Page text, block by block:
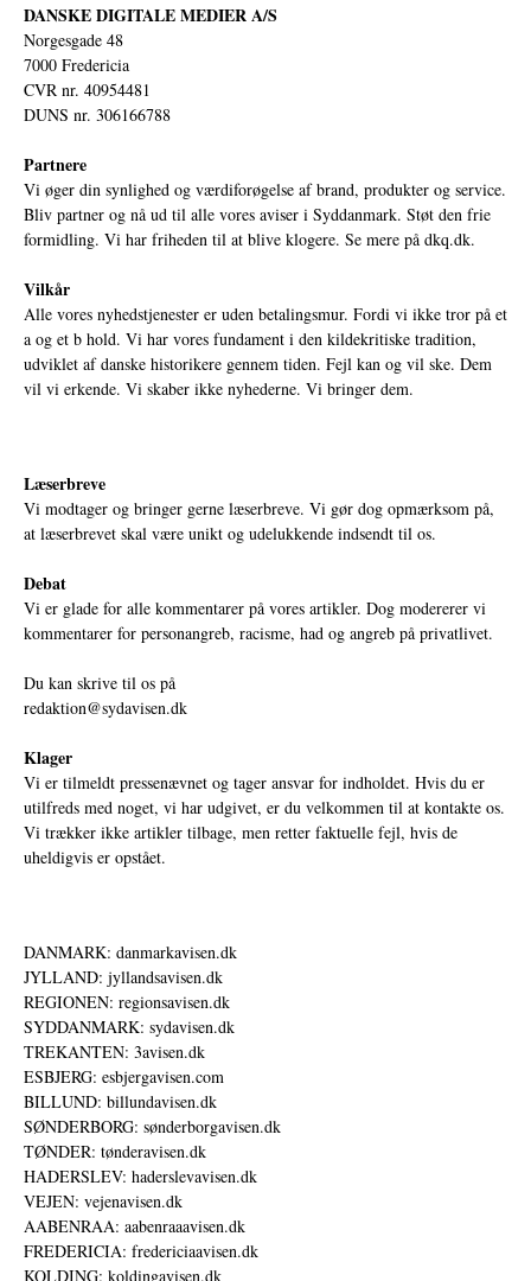
DANSKE DIGITALE MEDIER A/S
Norgesgade 48
7000 Fredericia
CVR nr. 40954481
DUNS nr. 306166788
Partnere
Vi øger din synlighed og værdiforøgelse af brand, produkter og service.
Bliv partner og nå ud til alle vores aviser i Syddanmark. Støt den frie
formidling. Vi har friheden til at blive klogere. Se mere på dkq.dk.
Vilkår
Alle vores nyhedstjenester er uden betalingsmur. Fordi vi ikke tror på et
a og et b hold. Vi har vores fundament i den kildekritiske tradition,
udviklet af danske historikere gennem tiden. Fejl kan og vil ske. Dem
vil vi erkende. Vi skaber ikke nyhederne. Vi bringer dem.
Læserbreve
Vi modtager og bringer gerne læserbreve. Vi gør dog opmærksom på,
at læserbrevet skal være unikt og udelukkende indsendt til os.
Debat
Vi er glade for alle kommentarer på vores artikler. Dog modererer vi
kommentarer for personangreb, racisme, had og angreb på privatlivet.
Du kan skrive til os på
redaktion@sydavisen.dk
Klager
Vi er tilmeldt pressenævnet og tager ansvar for indholdet. Hvis du er
utilfreds med noget, vi har udgivet, er du velkommen til at kontakte os.
Vi trækker ikke artikler tilbage, men retter faktuelle fejl, hvis de
uheldigvis er opstået.
DANMARK: danmarkavisen.dk
JYLLAND: jyllandsavisen.dk
REGIONEN: regionsavisen.dk
SYDDANMARK: sydavisen.dk
TREKANTEN: 3avisen.dk
ESBJERG: esbjergavisen.com
BILLUND: billundavisen.dk
SØNDERBORG: sønderborgavisen.dk
TØNDER: tønderavisen.dk
HADERSLEV: haderslevavisen.dk
VEJEN: vejenavisen.dk
AABENRAA: aabenraaavisen.dk
FREDERICIA: fredericiaavisen.dk
KOLDING: koldingavisen.dk